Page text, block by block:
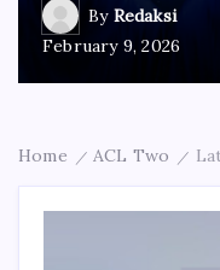
By Redaksi
February 9, 2026
Home / ACL Two /